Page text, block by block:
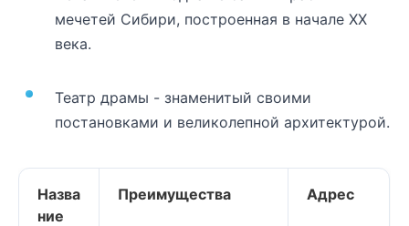
мечетей Сибири, построенная в начале XX
века.
Театр драмы - знаменитый своими
постановками и великолепной архитектурой.
Назва
ние
Преимущества Адрес